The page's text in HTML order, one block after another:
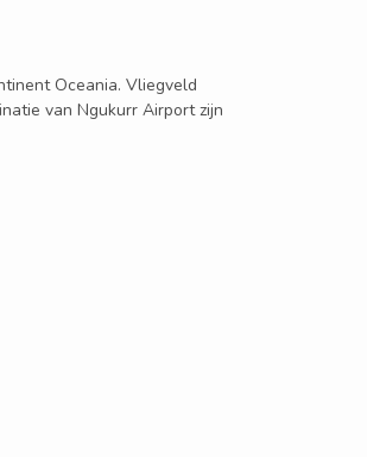
Oceania. Vliegveld
van Ngukurr Airport zijn